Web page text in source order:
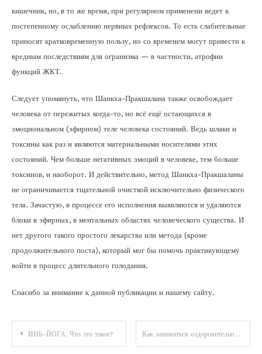
кишечник, но, в то же время, при регулярном применени ведет к
постепенному ослаблению нервных рефлексов. То есть слабительные
приносят кратковременную пользу, но со временем могут привести к
вредным последствиям для огранизма — в частности, атрофии
функций ЖКТ.
Следует упомянуть, что Шанкха-Пракшалана также освобождает
человека от пережитых когда-то, но всё ещё остающихся в
эмоциональном (эфирном) теле человека состояний. Ведь шлаки и
токсины как раз и являются материальными носителями этих
состояний. Чем больше негативных эмоций в человеке, тем больше
токсинов, и наоборот. И действительно, метод Шанкха-Пракшаланы
не ограничивается тщательной очисткой исключительно физического
тела. Зачастую, в процессе его исполнения выявляются и удаляются
блоки в эфирных, в ментальных областях человеческого существа. И
нет другого такого простого лекарства или метода (кроме
продолжительного поста), который мог бы помочь практикующему
войти в процесс длительного голодания.
Спасибо за внимание к данной публикации и нашему сайту.
Навигация
ИНЬ-ЙОГА. Что это такое? Как заниматься оздоровительной ходьбой?